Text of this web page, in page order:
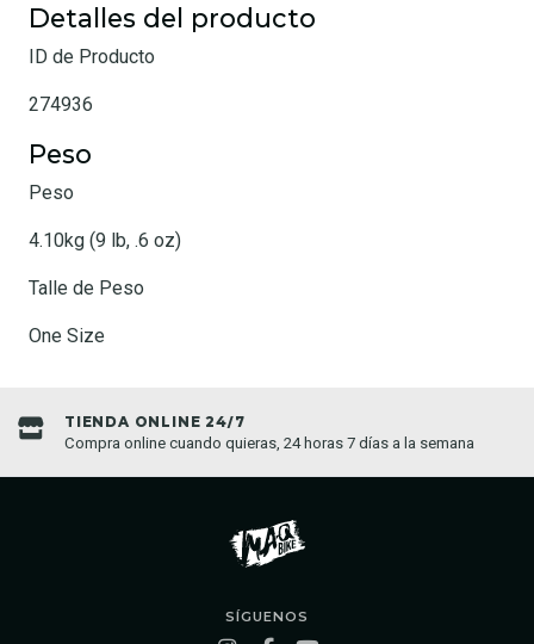
Detalles del producto
ID de Producto
274936
Peso
Peso
4.10kg (9 lb, .6 oz)
Talle de Peso
One Size
TIENDA ONLINE 24/7
Compra online cuando quieras, 24 horas 7 días a la semana
SÍGUENOS